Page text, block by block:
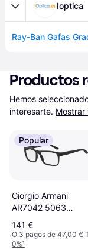
Ioptica
Productos
Hemos
interesarte. Mostrar
Popular
Giorgio Armani
AR7042 5063
Recetadas para
Hombre Negras
141 €
O 3 pagos de 47,00 €
0%¹